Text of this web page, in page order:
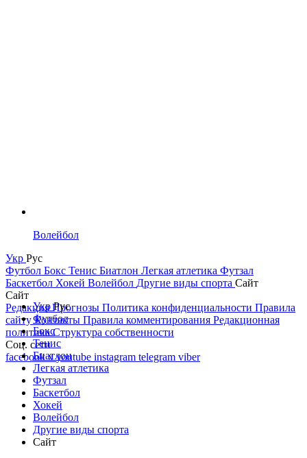
Волейбол
Укр Рус
Футбол Бокс Тенис Биатлон Легкая атлетика Футзал
Баскетбол Хокей Волейбол Другие виды спорта Сайт
Сайт
РедакцияПрогнозы Политика конфиденциальности Правила
сайтуКонтакты Правила комментирования Редакционная
политикаСтруктура собственности
Соц. сети
facebookxyoutube instagram telegram viber
УкрРус
Футбол
Бокс
Тенис
Биатлон
Легкая атлетика
Футзал
Баскетбол
Хокей
Волейбол
Другие виды спорта
Сайт